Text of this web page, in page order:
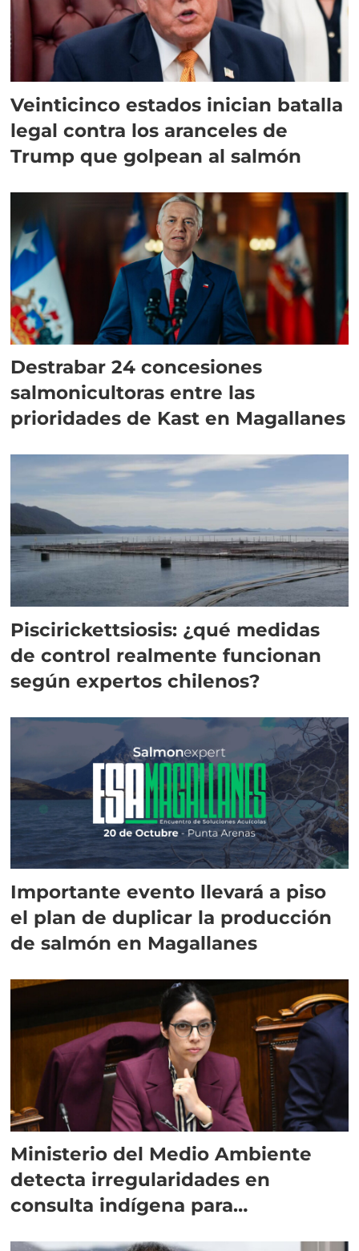
Veinticinco estados inician batalla
legal contra los aranceles de
Trump que golpean al salmón
Destrabar 24 concesiones
salmonicultoras entre las
prioridades de Kast en Magallanes
Piscirickettsiosis: ¿qué medidas
de control realmente funcionan
según expertos chilenos?
Importante evento llevará a piso
el plan de duplicar la producción
de salmón en Magallanes
Ministerio del Medio Ambiente
detecta irregularidades en
consulta indígena para